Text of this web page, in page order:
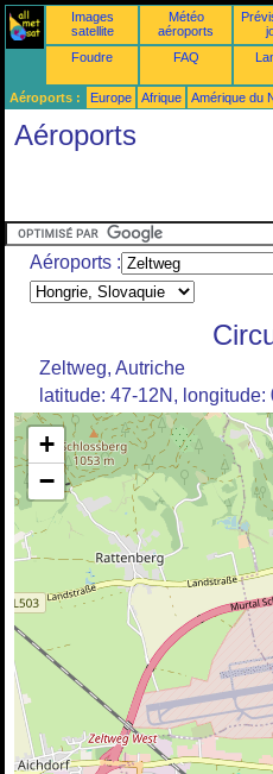
Images
satellite
Météo
aéroports
Foudre FAQ
Aéroports : Europe Afrique Amérique du
Aéroports
Aéroports :
Zeltweg, Autriche
latitude: 47-12N,
+
−